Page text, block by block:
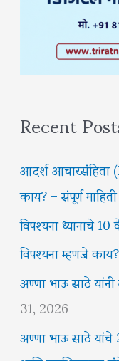
Recent
आदर्श
काय? – संपूर्ण माहिती
विपश्यना ध्यानाचे
विपश्यना म्हणजे
अण्णा भाऊ साठे
31, 2026
अण्णा भाऊ साठे यांचे